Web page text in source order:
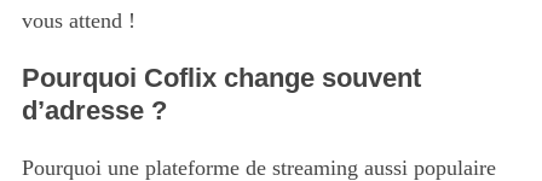
vous attend !
Pourquoi Coflix change souvent
d’adresse ?
Pourquoi une plateforme de streaming aussi populaire